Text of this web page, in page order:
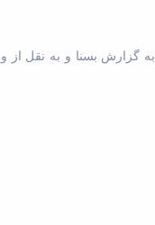
به گزارش بسنا و به نقل از